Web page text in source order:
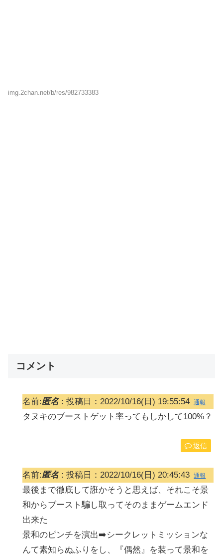
img.2chan.net/b/res/982733383
コメント
名前:匿名: 投稿日：2022/10/16(日) 19:55:54 通報
タヌキのブーストゲット率ってもしかして100%？
返信
名前:匿名: 投稿日：2022/10/16(日) 20:45:43 通報
最後まで徹底して誑かそうと思えば、それこそ景
和からブースト騙し取ってそのままゲームエンド
出来た
景和のピンチを演出➡️シークレットミッションな
んて素知らぬふりをし、『偶然』を装って景和を